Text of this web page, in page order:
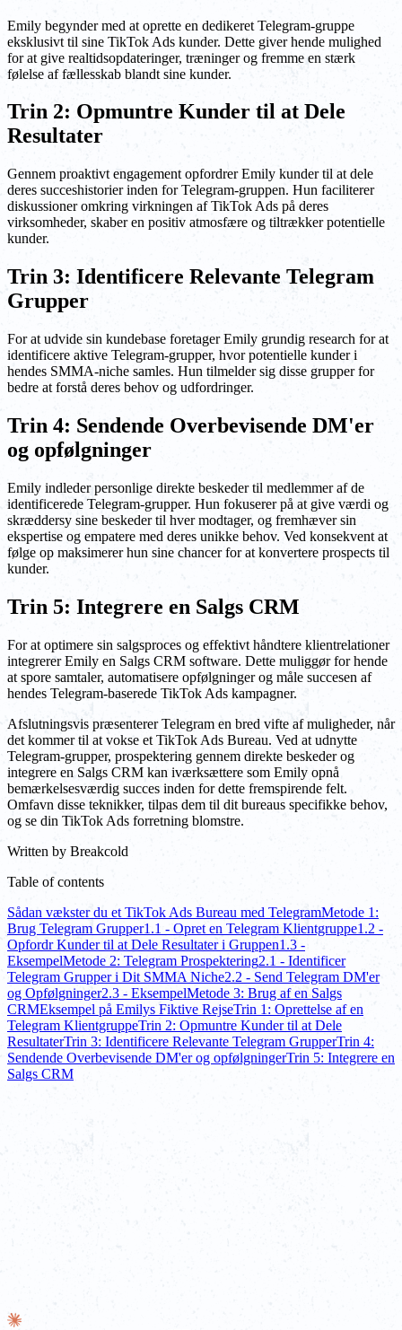
Emily begynder med at oprette en dedikeret Telegram-gruppe
eksklusivt til sine TikTok Ads kunder. Dette giver hende mulighed
for at give realtidsopdateringer, træninger og fremme en stærk
følelse af fællesskab blandt sine kunder.
Trin 2: Opmuntre Kunder til at Dele
Resultater
Gennem proaktivt engagement opfordrer Emily kunder til at dele
deres succeshistorier inden for Telegram-gruppen. Hun faciliterer
diskussioner omkring virkningen af TikTok Ads på deres
virksomheder, skaber en positiv atmosfære og tiltrækker potentielle
kunder.
Trin 3: Identificere Relevante Telegram
Grupper
For at udvide sin kundebase foretager Emily grundig research for at
identificere aktive Telegram-grupper, hvor potentielle kunder i
hendes SMMA-niche samles. Hun tilmelder sig disse grupper for
bedre at forstå deres behov og udfordringer.
Trin 4: Sendende Overbevisende DM'er
og opfølgninger
Emily indleder personlige direkte beskeder til medlemmer af de
identificerede Telegram-grupper. Hun fokuserer på at give værdi og
skræddersy sine beskeder til hver modtager, og fremhæver sin
ekspertise og empatere med deres unikke behov. Ved konsekvent at
følge op maksimerer hun sine chancer for at konvertere prospects til
kunder.
Trin 5: Integrere en Salgs CRM
For at optimere sin salgsproces og effektivt håndtere klientrelationer
integrerer Emily en Salgs CRM software. Dette muliggør for hende
at spore samtaler, automatisere opfølgninger og måle succesen af
hendes Telegram-baserede TikTok Ads kampagner.
Afslutningsvis præsenterer Telegram en bred vifte af muligheder, når
det kommer til at vokse et TikTok Ads Bureau. Ved at udnytte
Telegram-grupper, prospektering gennem direkte beskeder og
integrere en Salgs CRM kan iværksættere som Emily opnå
bemærkelsesværdig succes inden for dette fremspirende felt.
Omfavn disse teknikker, tilpas dem til dit bureaus specifikke behov,
og se din TikTok Ads forretning blomstre.
Written by Breakcold
Table of contents
Sådan vækster du et TikTok Ads Bureau med TelegramMetode 1:
Brug Telegram Grupper1.1 - Opret en Telegram Klientgruppe1.2 -
Opfordr Kunder til at Dele Resultater i Gruppen1.3 -
EksempelMetode 2: Telegram Prospektering2.1 - Identificer
Telegram Grupper i Dit SMMA Niche2.2 - Send Telegram DM'er
og Opfølgninger2.3 - EksempelMetode 3: Brug af en Salgs
CRMEksempel på Emilys Fiktive RejseTrin 1: Oprettelse af en
Telegram KlientgruppeTrin 2: Opmuntre Kunder til at Dele
ResultaterTrin 3: Identificere Relevante Telegram GrupperTrin 4:
Sendende Overbevisende DM'er og opfølgningerTrin 5: Integrere en
Salgs CRM